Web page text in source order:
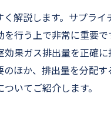
解説します。サプラ
行う上で非常に重要
果ガス排出量を正確
ほか、排出量を分配
いてご紹介します。